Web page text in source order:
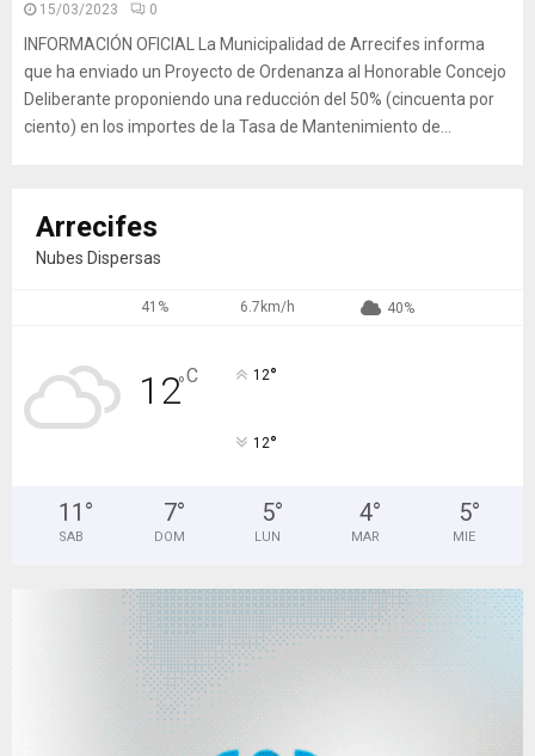
15/03/2023 0
INFORMACIÓN OFICIAL La Municipalidad de Arrecifes informa
que ha enviado un Proyecto de Ordenanza al Honorable Concejo
Deliberante proponiendo una reducción del 50% (cincuenta por
ciento) en los importes de la Tasa de Mantenimiento de...
Arrecifes
Nubes Dispersas
41% 6.7km/h 40%
12°C 12°
12°
11 °
SAB
7°
DOM
5°
LUN
4°
MAR
5°
MIE